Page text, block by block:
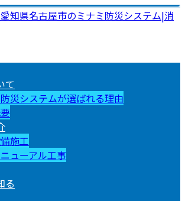
て
災システムが選ばれる理由
施工
ューアル工事
る